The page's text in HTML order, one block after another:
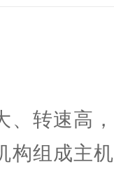
、转速高
构组成主